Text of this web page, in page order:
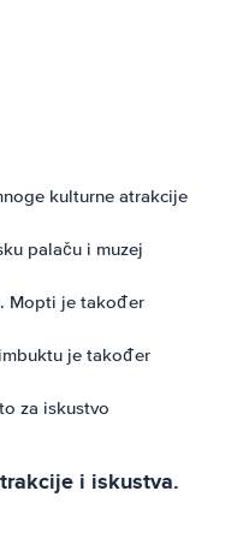
kulturne atrakcije
palaču i muzej
Mopti je također
je također
za iskustvo
i iskustva.